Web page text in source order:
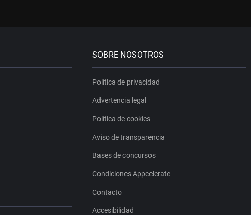
SOBRE NOSOTROS
Política de privacidad
Advertencia legal
Política de cookies
Aviso de transparencia
Bases de concursos
Condiciones Appcelerate
Contacto
Accesibilidad